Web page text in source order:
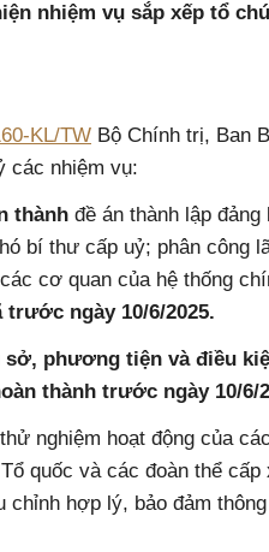
nhiệm vụ sắp xếp tổ
KL/TW Bộ Chính trị, Ban
các nhiệm vụ:
thành đề án thành lập
bí thư cấp uỷ; phân công
cơ quan của hệ thống
ngày 10/6/2025.
sở, phương tiện và điều
thành trước ngày 10/6/
nghiệm hoạt động của
quốc và các đoàn thể
chỉnh hợp lý, bảo đảm